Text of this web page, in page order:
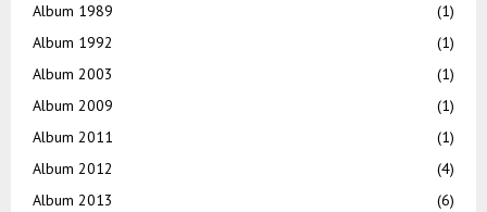
Album 1989
(1)
Album 1992
(1)
Album 2003
(1)
Album 2009
(1)
Album 2011
(1)
Album 2012
(4)
Album 2013
(6)